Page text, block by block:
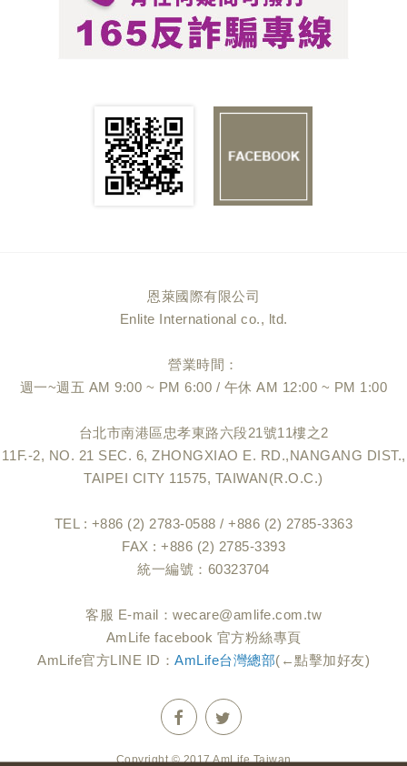
恩萊國際有限公司
Enlite International co., ltd.
營業時間：
週一~週五 AM 9:00 ~ PM 6:00 / 午休 AM 12:00 ~ PM 1:00
台北市南港區忠孝東路六段21號11樓之2
11F.-2, NO. 21 SEC. 6, ZHONGXIAO E. RD.,NANGANG DIST.,
TAIPEI CITY 11575, TAIWAN(R.O.C.)
TEL : +886 (2) 2783-0588 / +886 (2) 2785-3363
FAX : +886 (2) 2785-3393
統一編號：60323704
客服 E-mail： wecare@amlife.com.tw
AmLife facebook 官方粉絲專頁
AmLife官方LINE ID： AmLife台灣總部(←點擊加好友)
Copyright © 2017 AmLife Taiwan